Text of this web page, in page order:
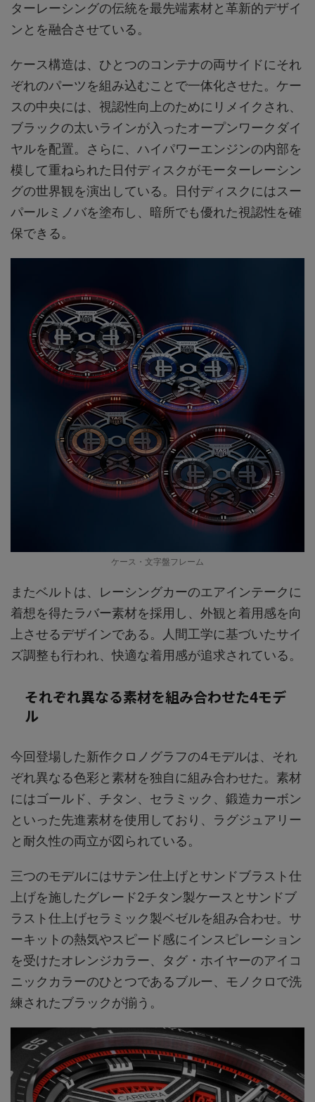
ターレーシングの伝統を最先端素材と革新的デザイ
ンとを融合させている。
ケース構造は、ひとつのコンテナの両サイドにそれ
ぞれのパーツを組み込むことで一体化させた。ケー
スの中央には、視認性向上のためにリメイクされ、
ブラックの太いラインが入ったオープンワークダイ
ヤルを配置。さらに、ハイパワーエンジンの内部を
模して重ねられた日付ディスクがモーターレーシン
グの世界観を演出している。日付ディスクにはスー
パールミノバを塗布し、暗所でも優れた視認性を確
保できる。
ケース・文字盤フレーム
またベルトは、レーシングカーのエアインテークに
着想を得たラバー素材を採用し、外観と着用感を向
上させるデザインである。人間工学に基づいたサイ
ズ調整も行われ、快適な着用感が追求されている。
それぞれ異なる素材を組み合わせた4モデ
ル
今回登場した新作クロノグラフの4モデルは、それ
ぞれ異なる色彩と素材を独自に組み合わせた。素材
にはゴールド、チタン、セラミック、鍛造カーボン
といった先進素材を使用しており、ラグジュアリー
と耐久性の両立が図られている。
三つのモデルにはサテン仕上げとサンドブラスト仕
上げを施したグレード2チタン製ケースとサンドブ
ラスト仕上げセラミック製ベゼルを組み合わせ。サ
ーキットの熱気やスピード感にインスピレーション
を受けたオレンジカラー、タグ・ホイヤーのアイコ
ニックカラーのひとつであるブルー、モノクロで洗
練されたブラックが揃う。